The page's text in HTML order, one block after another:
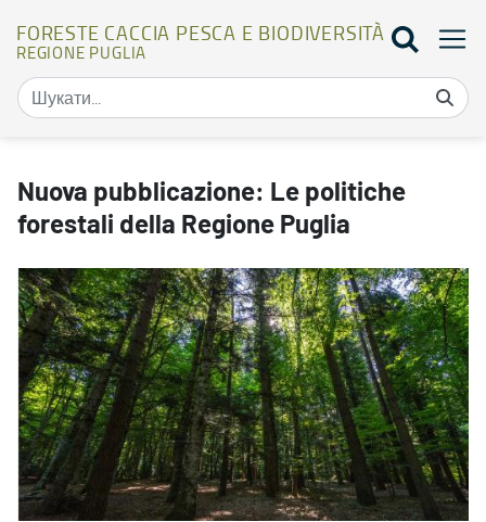
FORESTE CACCIA PESCA E BIODIVERSITÀ
REGIONE PUGLIA
Nuova pubblicazione: Le politiche
forestali della Regione Puglia